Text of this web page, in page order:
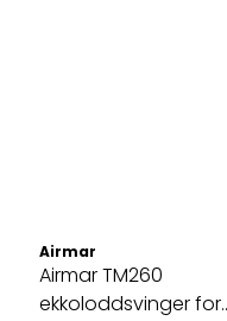
Airmar
Airmar TM260
ekkoloddsvinger for